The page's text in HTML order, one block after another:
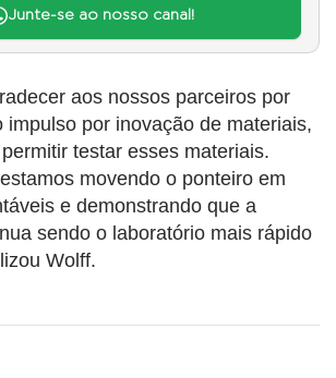
Junte-se ao nosso canal!
aos nossos parceiros por
impulso por inovação de materiais,
testar esses materiais.
movendo o ponteiro em
e demonstrando que a
sendo o laboratório mais rápido
Wolff.